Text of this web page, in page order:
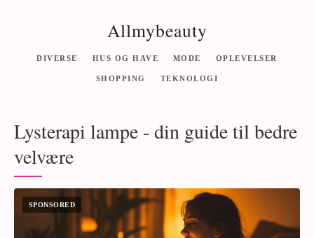
Allmybeauty
DIVERSE HUS OG HAVE MODE OPLEVELSER
SHOPPING TEKNOLOGI
Lysterapi lampe - din guide til bedre
velvære